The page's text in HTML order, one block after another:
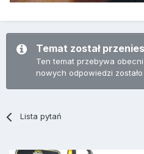
Temat został
Ten temat przebywa
nowych odpowiedzi
Lista pytań